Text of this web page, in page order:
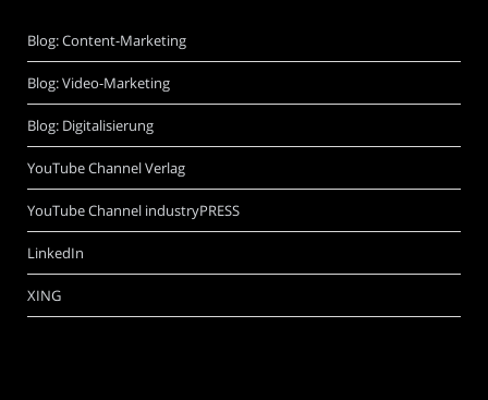
Blog: Content-Marketing
Blog: Video-Marketing
Blog: Digitalisierung
YouTube Channel Verlag
YouTube Channel industryPRESS
LinkedIn
XING